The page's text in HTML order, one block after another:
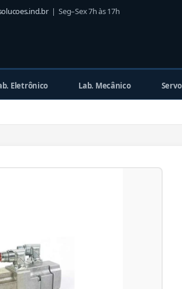
| Seg–Sex 7h às 17h
Eletrônico Lab. Mecânico